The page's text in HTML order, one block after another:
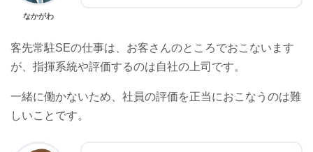
なかがわ
客先常駐SEの仕事は、お客さんのところでおこないます
が、指揮系統や評価するのは自社の上司です。
一緒に働かないため、社員の評価を正当におこなうのは難
しいことです。